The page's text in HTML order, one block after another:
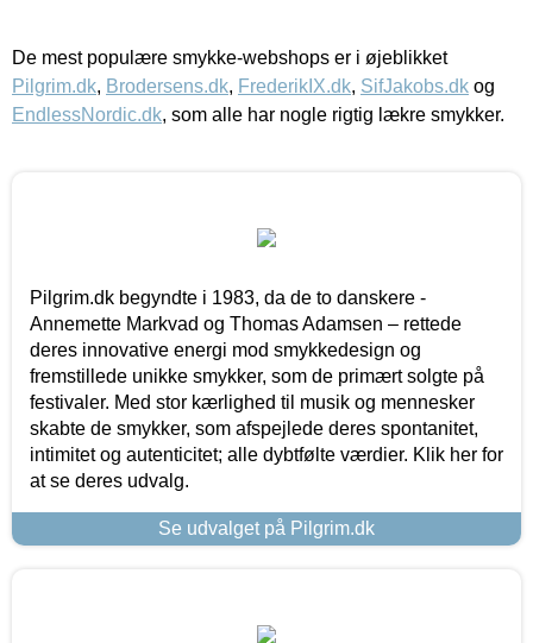
De mest populære smykke-webshops er i øjeblikket
Pilgrim.dk, Brodersens.dk, FrederikIX.dk, SifJakobs.dk og
EndlessNordic.dk, som alle har nogle rigtig lækre smykker.
Pilgrim.dk begyndte i 1983, da de to danskere -
Annemette Markvad og Thomas Adamsen – rettede
deres innovative energi mod smykkedesign og
fremstillede unikke smykker, som de primært solgte på
festivaler. Med stor kærlighed til musik og mennesker
skabte de smykker, som afspejlede deres spontanitet,
intimitet og autenticitet; alle dybtfølte værdier. Klik her for
at se deres udvalg.
Se udvalget på Pilgrim.dk